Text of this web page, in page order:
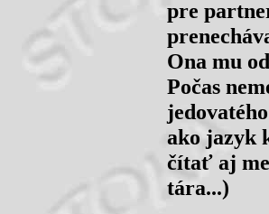
pre
Ona mu
Počas
ako jazyk
čítať aj
tára...)